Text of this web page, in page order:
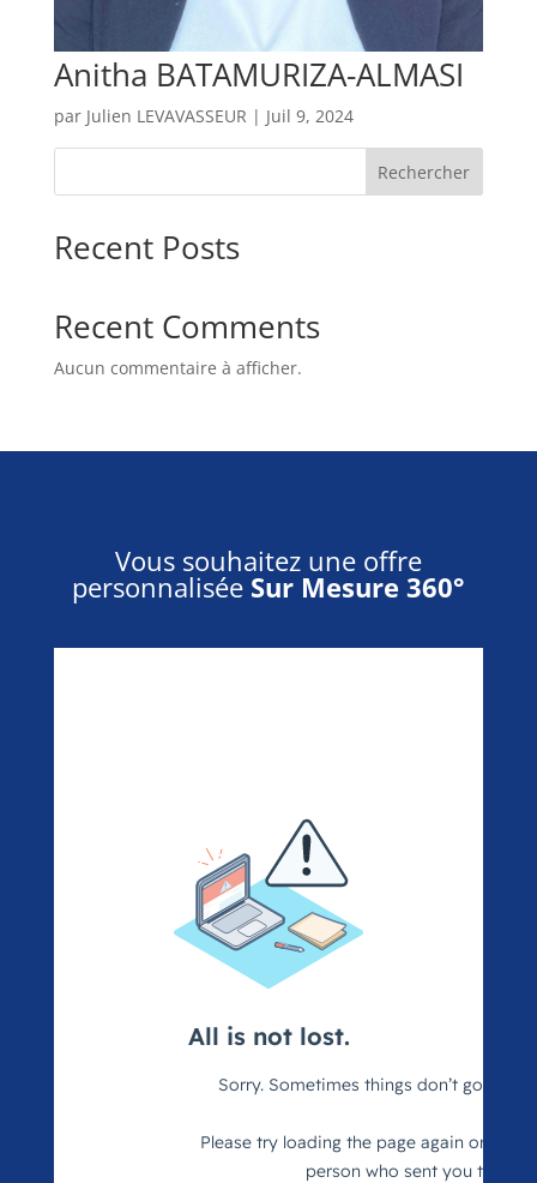
Anitha BATAMURIZA-ALMASI
par Julien LEVAVASSEUR | Juil 9, 2024
Rechercher
Recent Posts
Recent Comments
Aucun commentaire à afficher.
Vous souhaitez une offre
personnalisée Sur Mesure 360°